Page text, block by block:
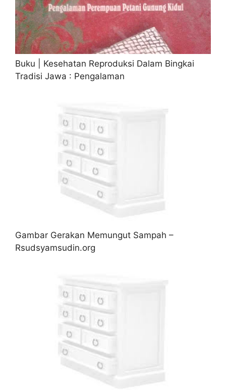
Buku | Kesehatan Reproduksi Dalam Bingkai
Tradisi Jawa : Pengalaman
Gambar Gerakan Memungut Sampah –
Rsudsyamsudin.org